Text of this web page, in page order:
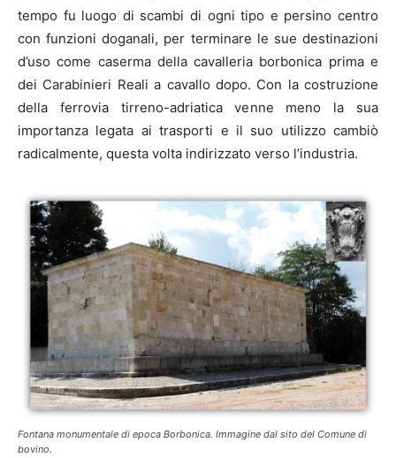
tempo fu luogo di scambi di ogni tipo e persino centro
con funzioni doganali, per terminare le sue destinazioni
d’uso come caserma della cavalleria borbonica prima e
dei Carabinieri Reali a cavallo dopo. Con la costruzione
della ferrovia tirreno-adriatica venne meno la sua
importanza legata ai trasporti e il suo utilizzo cambiò
radicalmente, questa volta indirizzato verso l’industria.
Fontana monumentale di epoca Borbonica. Immagine dal sito del Comune di
bovino.